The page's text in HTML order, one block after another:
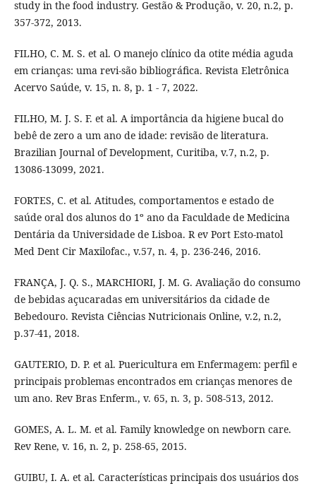
study in the food industry. Gestão & Produção, v. 20, n.2, p.
357-372, 2013.
FILHO, C. M. S. et al. O manejo clínico da otite média aguda
em crianças: uma revi-são bibliográfica. Revista Eletrônica
Acervo Saúde, v. 15, n. 8, p. 1 - 7, 2022.
FILHO, M. J. S. F. et al. A importância da higiene bucal do
bebê de zero a um ano de idade: revisão de literatura.
Brazilian Journal of Development, Curitiba, v.7, n.2, p.
13086-13099, 2021.
FORTES, C. et al. Atitudes, comportamentos e estado de
saúde oral dos alunos do 1º ano da Faculdade de Medicina
Dentária da Universidade de Lisboa. R ev Port Esto-matol
Med Dent Cir Maxilofac., v.57, n. 4, p. 236-246, 2016.
FRANÇA, J. Q. S., MARCHIORI, J. M. G. Avaliação do consumo
de bebidas açucaradas em universitários da cidade de
Bebedouro. Revista Ciências Nutricionais Online, v.2, n.2,
p.37-41, 2018.
GAUTERIO, D. P. et al. Puericultura em Enfermagem: perfil e
principais problemas encontrados em crianças menores de
um ano. Rev Bras Enferm., v. 65, n. 3, p. 508-513, 2012.
GOMES, A. L. M. et al. Family knowledge on newborn care.
Rev Rene, v. 16, n. 2, p. 258-65, 2015.
GUIBU, I. A. et al. Características principais dos usuários dos